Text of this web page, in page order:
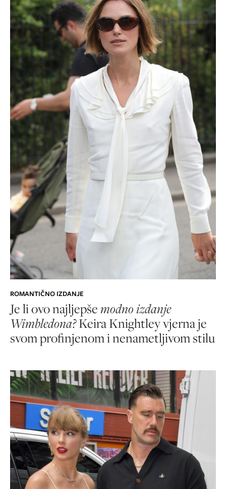
ROMANTIČNO IZDANJE
Je li ovo najljepšemodno izdanje
Wimbledona?Keira Knightley vjerna je
svom profinjenom i nenametljivom stilu